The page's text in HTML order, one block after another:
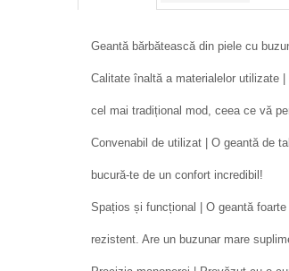
Geantă bărbătească din piele cu
Calitate înaltă a materialelor utilizate
cel mai tradițional mod, ceea ce vă
Convenabil de utilizat | O geantă de
bucură-te de un confort incredibil!
Spațios și funcțional | O geantă
rezistent. Are un buzunar mare